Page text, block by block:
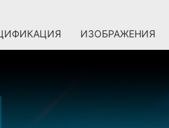
ИЗОБРАЖЕНИЯ